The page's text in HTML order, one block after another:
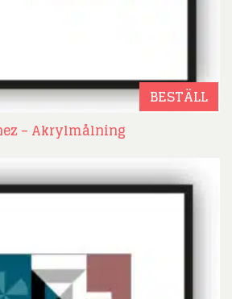
BESTÄLL
– Akrylmålning